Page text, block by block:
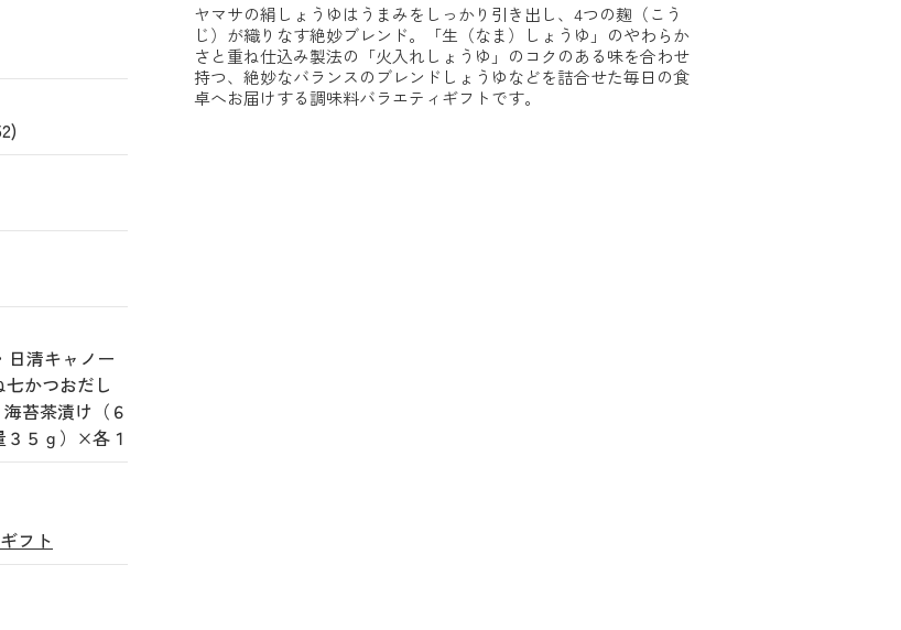
日清キャノー
かつおだし
苔茶漬け（６
５ｇ）×各１
フト
ヤマサの絹しょうゆはうまみをしっかり引き出し、4つの麹（こう
じ）が織りなす絶妙ブレンド。「生（なま）しょうゆ」のやわらか
さと重ね仕込み製法の「火入れしょうゆ」のコクのある味を合わせ
持つ、絶妙なバランスのブレンドしょうゆなどを詰合せた毎日の食
卓へお届けする調味料バラエティギフトです。